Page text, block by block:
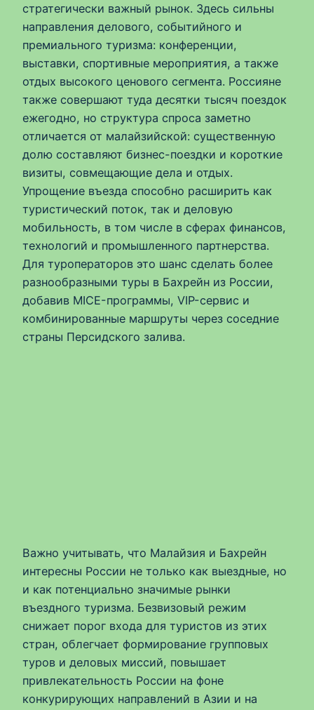
стратегически важный рынок. Здесь сильны
направления делового, событийного и
премиального туризма: конференции,
выставки, спортивные мероприятия, а также
отдых высокого ценового сегмента. Россияне
также совершают туда десятки тысяч поездок
ежегодно, но структура спроса заметно
отличается от малайзийской: существенную
долю составляют бизнес-поездки и короткие
визиты, совмещающие дела и отдых.
Упрощение въезда способно расширить как
туристический поток, так и деловую
мобильность, в том числе в сферах финансов,
технологий и промышленного партнерства.
Для туроператоров это шанс сделать более
разнообразными туры в Бахрейн из России,
добавив MICE-программы, VIP-сервис и
комбинированные маршруты через соседние
страны Персидского залива.
Важно учитывать, что Малайзия и Бахрейн
интересны России не только как выездные, но
и как потенциально значимые рынки
въездного туризма. Безвизовый режим
снижает порог входа для туристов из этих
стран, облегчает формирование групповых
туров и деловых миссий, повышает
привлекательность России на фоне
конкурирующих направлений в Азии и на